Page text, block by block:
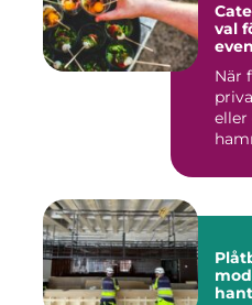
val
När
eller